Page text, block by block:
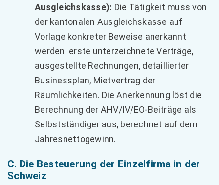
Ausgleichskasse): Die Tätigkeit muss von
der kantonalen Ausgleichskasse auf
Vorlage konkreter Beweise anerkannt
werden: erste unterzeichnete Verträge,
ausgestellte Rechnungen, detaillierter
Businessplan, Mietvertrag der
Räumlichkeiten. Die Anerkennung löst die
Berechnung der AHV/IV/EO-Beiträge als
Selbstständiger aus, berechnet auf dem
Jahresnettogewinn.
C. Die Besteuerung der Einzelfirma in der
Schweiz